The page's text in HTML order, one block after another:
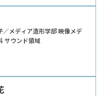
／メディア造形学部 映像メデ
サウンド領域